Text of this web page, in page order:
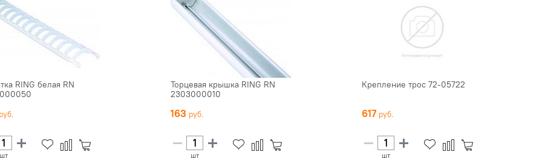
RING белая RN
шт
Торцевая крышка RING RN
2303000010
163
шт
Крепление трос 72-05722
617
шт